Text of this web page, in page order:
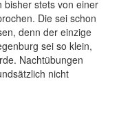
bisher stets von einer
Die sei schon
denn der einzige
sei so klein,
Nachtübungen
nicht